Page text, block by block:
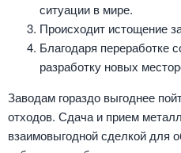
ситуации в мире.
Происходит истощение
Благодаря переработке
разработку новых
Заводам гораздо выгоднее
отходов. Сдача и прием
взаимовыгодной сделкой для